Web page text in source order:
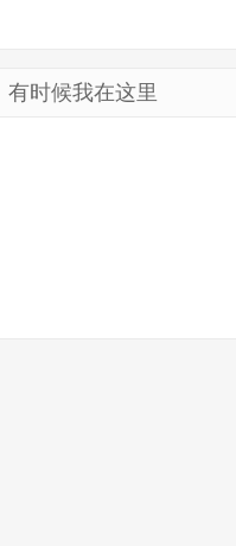
有时候我在这里